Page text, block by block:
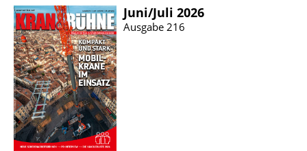
Juni/​Juli 2026
Ausgabe 216